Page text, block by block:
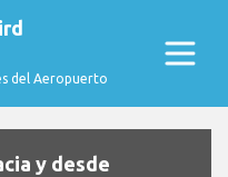
del Aeropuerto
y desde